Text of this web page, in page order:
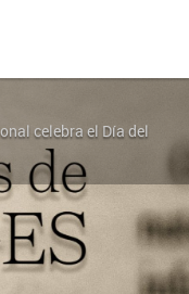
celebra el Día del